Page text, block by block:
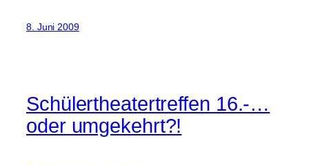
8. Juni 2009
Schülertheatertreffen 16.-…
oder umgekehrt?!